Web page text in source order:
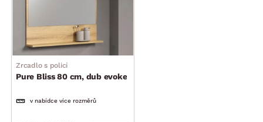
Zrcadlo s policí
Pure Bliss 80 cm, dub evoke
v nabídce více rozměrů